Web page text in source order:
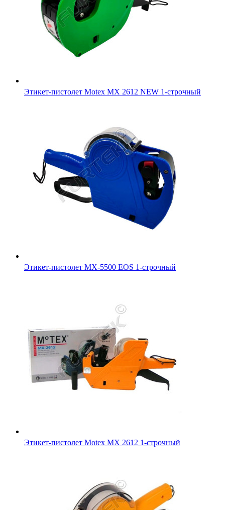
Этикет-пистолет Motex MX 2612 NEW 1-строчный
Этикет-пистолет MX-5500 EOS 1-строчный
Этикет-пистолет Motex MX 2612 1-строчный